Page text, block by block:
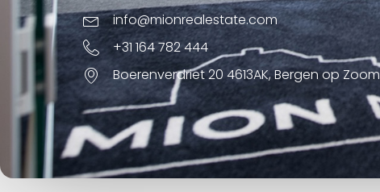
info@mionrealestate.com
+31 164 782 444
Boerenverdriet 20 4613AK, Bergen op Zoom